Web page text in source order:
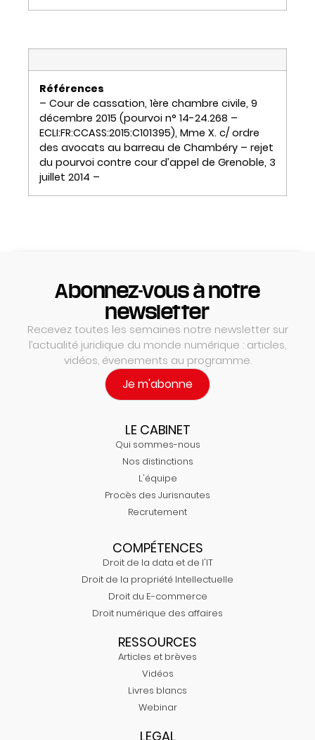
Références
– Cour de cassation, 1ère chambre civile, 9
décembre 2015 (pourvoi n° 14-24.268 –
ECLI:FR:CCASS:2015:C101395), Mme X. c/ ordre
des avocats au barreau de Chambéry – rejet
du pourvoi contre cour d’appel de Grenoble, 3
juillet 2014 –
Abonnez-vous à notre
newsletter
Recevez toutes les semaines notre newsletter sur
l’actualité juridique du monde numérique : articles,
vidéos, évenements au programme.
Je m'abonne
LE CABINET
Qui sommes-nous
Nos distinctions
L'équipe
Procès des Jurisnautes
Recrutement
COMPÉTENCES
Droit de la data et de l'IT
Droit de la propriété Intellectuelle
Droit du E-commerce
Droit numérique des affaires
RESSOURCES
Articles et brèves
Vidéos
Livres blancs
Webinar
LEGAL